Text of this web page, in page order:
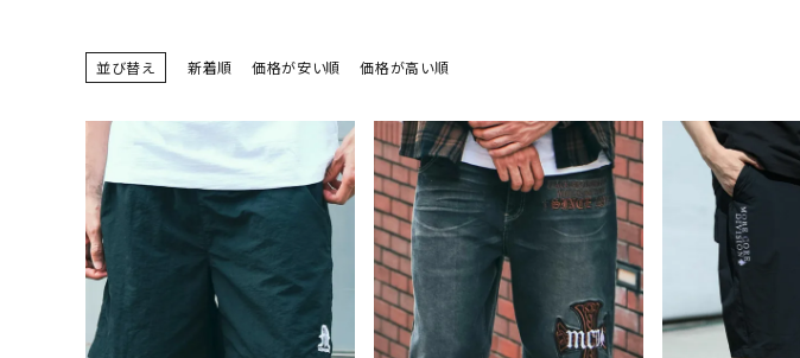
ご利用ガイド
search
並び替え 新着順 価格が安い順 価格が高い順